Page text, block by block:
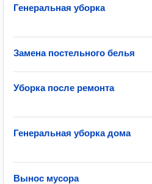
Генеральная уборка
Замена постельного белья
Уборка после ремонта
Генеральная уборка дома
Вынос мусора